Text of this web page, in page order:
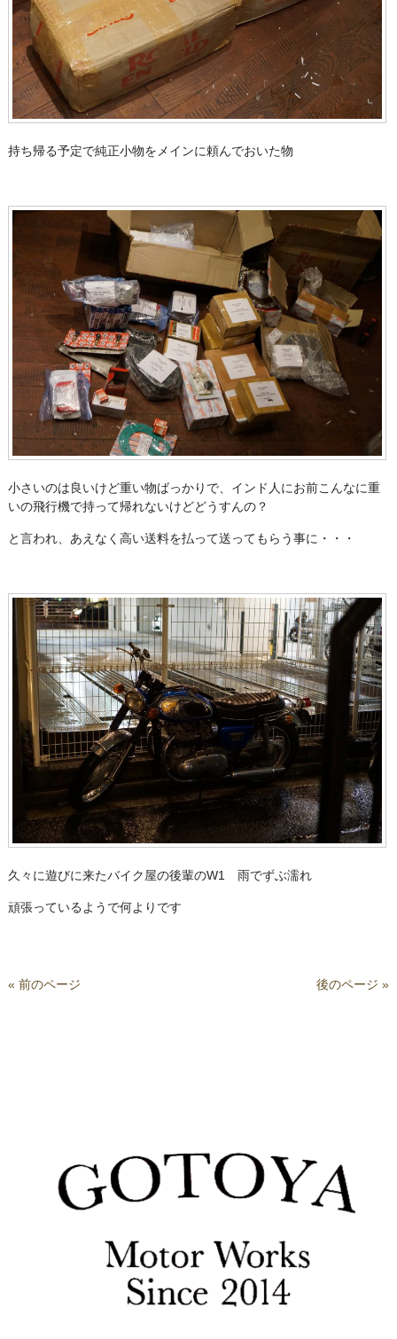
持ち帰る予定で純正小物をメインに頼んでおいた物
小さいのは良いけど重い物ばっかりで、インド人にお前こんなに重
いの飛行機で持って帰れないけどどうすんの？
と言われ、あえなく高い送料を払って送ってもらう事に・・・
久々に遊びに来たバイク屋の後輩のW1 雨でずぶ濡れ
頑張っているようで何よりです
« 前のページ 後のページ »